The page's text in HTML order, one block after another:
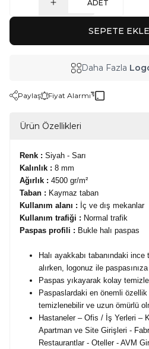
ADET
SEPETE EKLE
Daha Fazla
Paylaş Fiyat Alarmı
Ürün Özellikleri
Renk : Siyah - Sarı
Kalınlık : 8 mm
Ağırlık : 4500 gr/m²
Taban : Kaymaz taban
Kullanım alanı : İç ve dış mekanlar
Kullanım trafiği : Normal trafik
Paspas profili : Bukle halı paspas
Halı ayakkabı tabanındaki
alırken, logonuz ile
Paspas yıkayarak kolay
Paspaslardaki en önemli
temizlenebilir ve uzun ömürlü
Hastaneler – Ofis / İş Yerleri –
Apartman ve Site Girişleri -
Restaurantlar - Oteller - AVM